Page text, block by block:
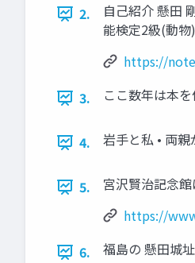
2.
自己紹介 懸田
能検定2級(動
https://
3.
ここ数年は本
4. 岩手と私 • 両
5.
宮沢賢治記念
https://
6.
福島の 懸田城